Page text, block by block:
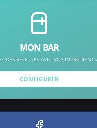
MON BAR
DES RECETTES AVEC VOS INGRÉDIENTS
CONFIGURER